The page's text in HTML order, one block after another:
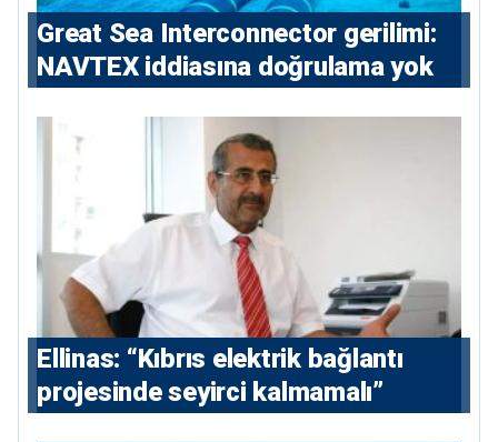
Great Sea Interconnector gerilimi:
NAVTEX iddiasına doğrulama yok
Ellinas: “Kıbrıs elektrik bağlantı
projesinde seyirci kalmamalı”